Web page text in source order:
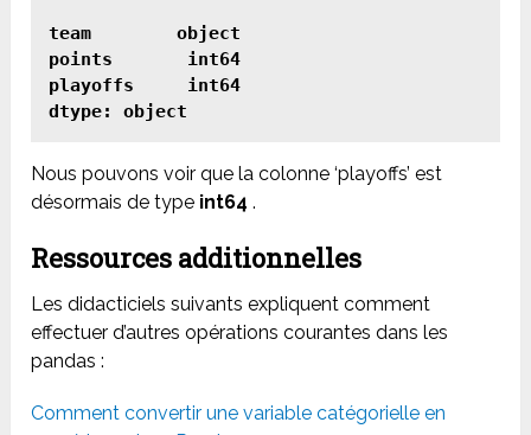
team        object
points       int64
playoffs     int64
Nous pouvons voir que la colonne ‘playoffs’ est
désormais de type int64 .
Ressources additionnelles
Les didacticiels suivants expliquent comment
effectuer d’autres opérations courantes dans les
pandas :
Comment convertir une variable catégorielle en